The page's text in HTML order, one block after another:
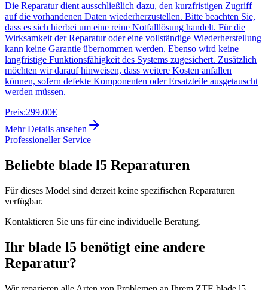
Die Reparatur dient ausschließlich dazu, den kurzfristigen Zugriff
auf die vorhandenen Daten wiederherzustellen. Bitte beachten Sie,
dass es sich hierbei um eine reine Notfalllösung handelt. Für die
Wirksamkeit der Reparatur oder eine vollständige Wiederherstellung
kann keine Garantie übernommen werden. Ebenso wird keine
langfristige Funktionsfähigkeit des Systems zugesichert. Zusätzlich
möchten wir darauf hinweisen, dass weitere Kosten anfallen
können, sofern defekte Komponenten oder Ersatzteile ausgetauscht
werden müssen.
Preis:299.00€
Mehr Details ansehen
Professioneller Service
Beliebte blade l5 Reparaturen
Für dieses Model sind derzeit keine spezifischen Reparaturen
verfügbar.
Kontaktieren Sie uns für eine individuelle Beratung.
Ihr blade l5 benötigt eine andere
Reparatur?